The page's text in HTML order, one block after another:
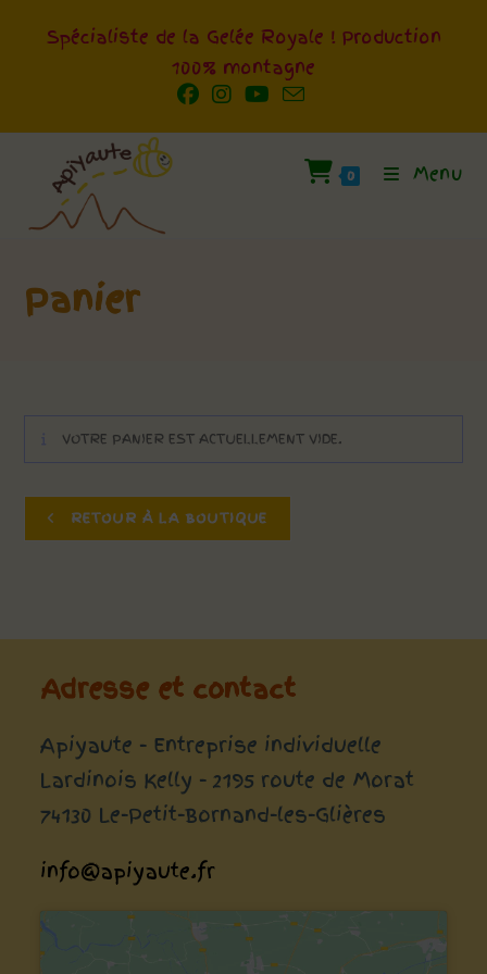
Spécialiste de la Gelée Royale ! Production
100% montagne
0 Menu
Panier
VOTRE PANIER EST ACTUELLEMENT VIDE.
RETOUR À LA BOUTIQUE
Adresse et contact
Apiyaute - Entreprise individuelle
Lardinois Kelly - 2195 route de Morat
74130 Le-Petit-Bornand-les-Glières
info@apiyaute.fr